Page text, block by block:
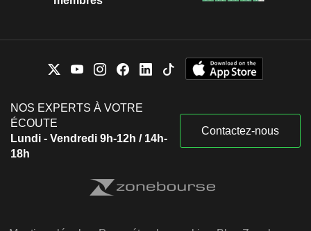
NOS EXPERTS À VOTRE
ÉCOUTE
Lundi - Vendredi 9h-12h / 14h-
18h
Contactez-nous